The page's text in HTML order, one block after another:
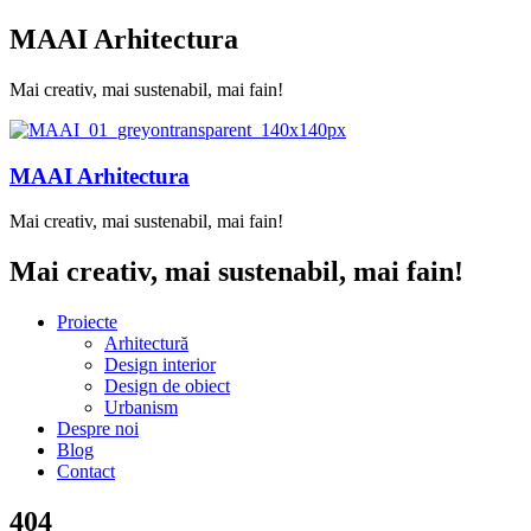
MAAI Arhitectura
Mai creativ, mai sustenabil, mai fain!
MAAI Arhitectura
Mai creativ, mai sustenabil, mai fain!
Mai creativ, mai sustenabil, mai fain!
Proiecte
Arhitectură
Design interior
Design de obiect
Urbanism
Despre noi
Blog
Contact
404